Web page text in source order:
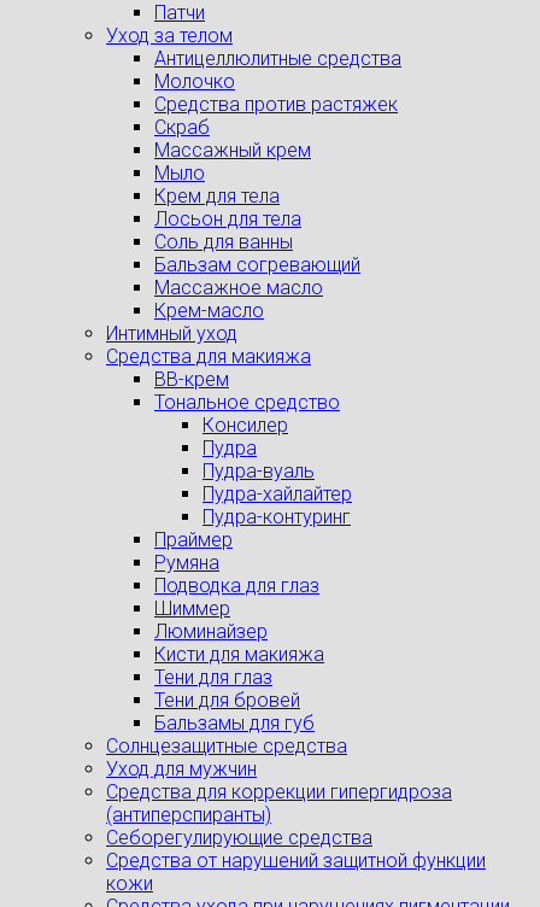
Патчи
Уход за телом
Антицеллюлитные средства
Молочко
Средства против растяжек
Скраб
Массажный крем
Мыло
Крем для тела
Лосьон для тела
Соль для ванны
Бальзам согревающий
Массажное масло
Крем-масло
Интимный уход
Средства для макияжа
BB-крем
Тональное средство
Консилер
Пудра
Пудра-вуаль
Пудра-хайлайтер
Пудра-контуринг
Праймер
Румяна
Подводка для глаз
Шиммер
Люминайзер
Кисти для макияжа
Тени для глаз
Тени для бровей
Бальзамы для губ
Солнцезащитные средства
Уход для мужчин
Средства для коррекции гипергидроза
(антиперспиранты)
Себорегулирующие средства
Средства от нарушений защитной функции
кожи